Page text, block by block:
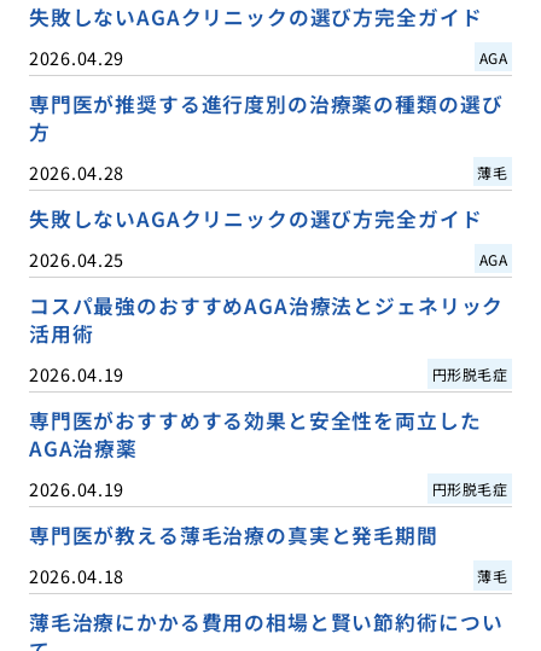
失敗しないAGAクリニックの選び方完全ガイド
2026.04.29 AGA
専門医が推奨する進行度別の治療薬の種類の選び
方
2026.04.28 薄毛
失敗しないAGAクリニックの選び方完全ガイド
2026.04.25 AGA
コスパ最強のおすすめAGA治療法とジェネリック
活用術
2026.04.19 円形脱毛症
専門医がおすすめする効果と安全性を両立した
AGA治療薬
2026.04.19 円形脱毛症
専門医が教える薄毛治療の真実と発毛期間
2026.04.18 薄毛
薄毛治療にかかる費用の相場と賢い節約術につい